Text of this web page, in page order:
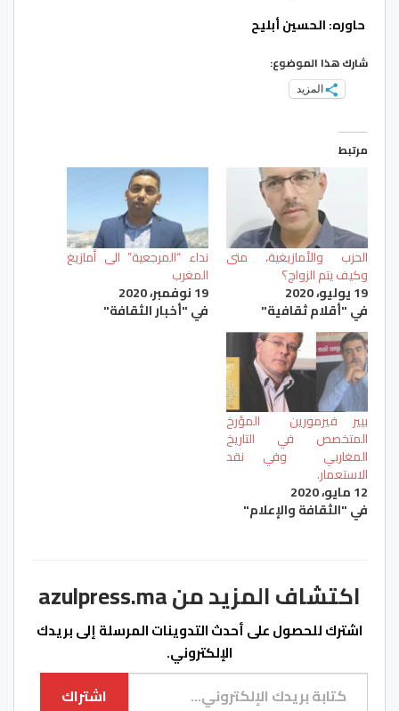
حاوره: الحسين أبليح
شارك هذا الموضوع:
المزيد
مرتبط
الحزب والأمازيغية، متى
وكيف يتم الزواج؟
19 يوليو، 2020
في "أقلام ثقافية"
نداء “المرجعية” الى أمازيغ
المغرب
19 نوفمبر، 2020
في "أخبار الثقافة"
بيير فيرمورين المؤرخ
المتخصص في التاريخ
المغاربي وفي نقد
الاستعمار.
12 مايو، 2020
في "الثقافة والإعلام"
اكتشاف المزيد من azulpress.ma
اشترك للحصول على أحدث التدوينات المرسلة إلى بريدك
الإلكتروني.
كتابة بريدك الإلكتروني...
اشتراك